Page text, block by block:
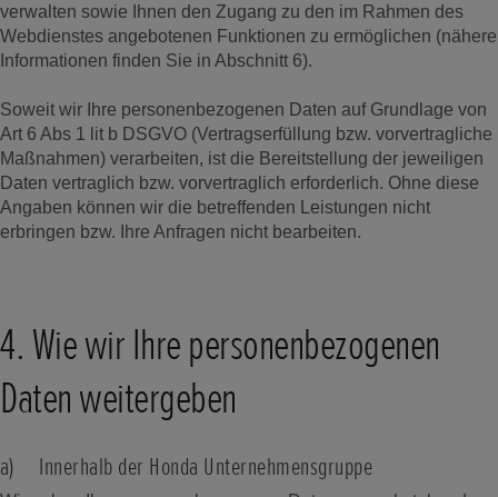
verwalten sowie Ihnen den Zugang zu den im Rahmen des
Webdienstes angebotenen Funktionen zu ermöglichen (nähere
Informationen finden Sie in Abschnitt 6).
Soweit wir Ihre personenbezogenen Daten auf Grundlage von
Art 6 Abs 1 lit b DSGVO (Vertragserfüllung bzw. vorvertragliche
Maßnahmen) verarbeiten, ist die Bereitstellung der jeweiligen
Daten vertraglich bzw. vorvertraglich erforderlich. Ohne diese
Angaben können wir die betreffenden Leistungen nicht
erbringen bzw. Ihre Anfragen nicht bearbeiten.
4. Wie wir Ihre personenbezogenen
Daten weitergeben
a) Innerhalb der Honda Unternehmensgruppe